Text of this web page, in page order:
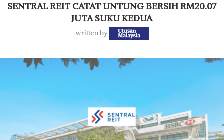
SENTRAL REIT CATAT UNTUNG BERSIH RM20.07
JUTA SUKU KEDUA
written by